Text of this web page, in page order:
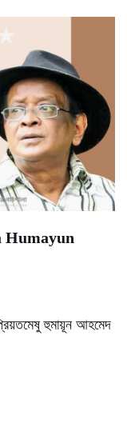
Humayun
হুমায়ূন আহমেদ